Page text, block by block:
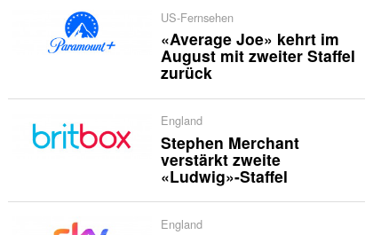
US-Fernsehen
«Average Joe» kehrt im
August mit zweiter Staffel
zurück
England
Stephen Merchant
verstärkt zweite
«Ludwig»-Staffel
England